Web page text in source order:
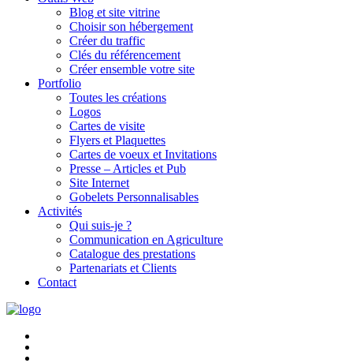
Blog et site vitrine
Choisir son hébergement
Créer du traffic
Clés du référencement
Créer ensemble votre site
Portfolio
Toutes les créations
Logos
Cartes de visite
Flyers et Plaquettes
Cartes de voeux et Invitations
Presse – Articles et Pub
Site Internet
Gobelets Personnalisables
Activités
Qui suis-je ?
Communication en Agriculture
Catalogue des prestations
Partenariats et Clients
Contact